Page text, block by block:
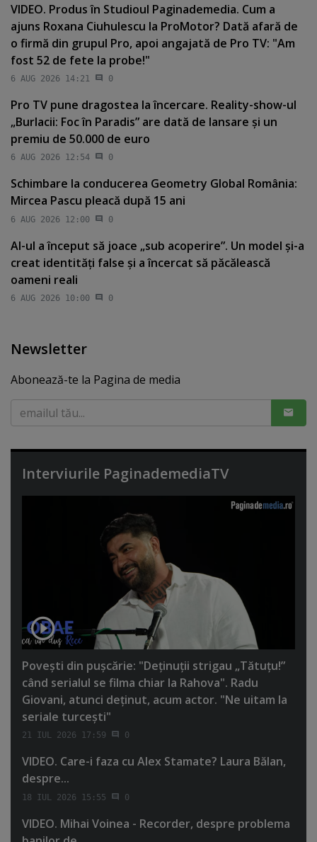
VIDEO. Produs în Studioul Paginademedia. Cum a
ajuns Roxana Ciuhulescu la ProMotor? Dată afară de
o firmă din grupul Pro, apoi angajată de Pro TV: "Am
fost 52 de fete la probe!"
6 AUG 2026 14:21 0
Pro TV pune dragostea la încercare. Reality-show-ul
„Burlacii: Foc în Paradis” are dată de lansare şi un
premiu de 50.000 de euro
6 AUG 2026 12:54 0
Schimbare la conducerea Geometry Global România:
Mircea Pascu pleacă după 15 ani
6 AUG 2026 12:00 0
AI-ul a început să joace „sub acoperire”. Un model şi-a
creat identităţi false şi a încercat să păcălească
oameni reali
6 AUG 2026 10:00 0
Newsletter
Abonează-te la Pagina de media
Interviurile PaginademediaTV
Poveşti din puşcărie: "Deţinuţii strigau „Tătuţu!”
când serialul se filma chiar la Rahova". Radu
Giovani, atunci deţinut, acum actor. "Ne uitam la
seriale turceşti"
21 IUL 2026 17:59 0
VIDEO. Care-i faza cu Alex Stamate? Laura Bălan,
despre...
18 IUL 2026 15:55 0
VIDEO. Mihai Voinea - Recorder, despre problema